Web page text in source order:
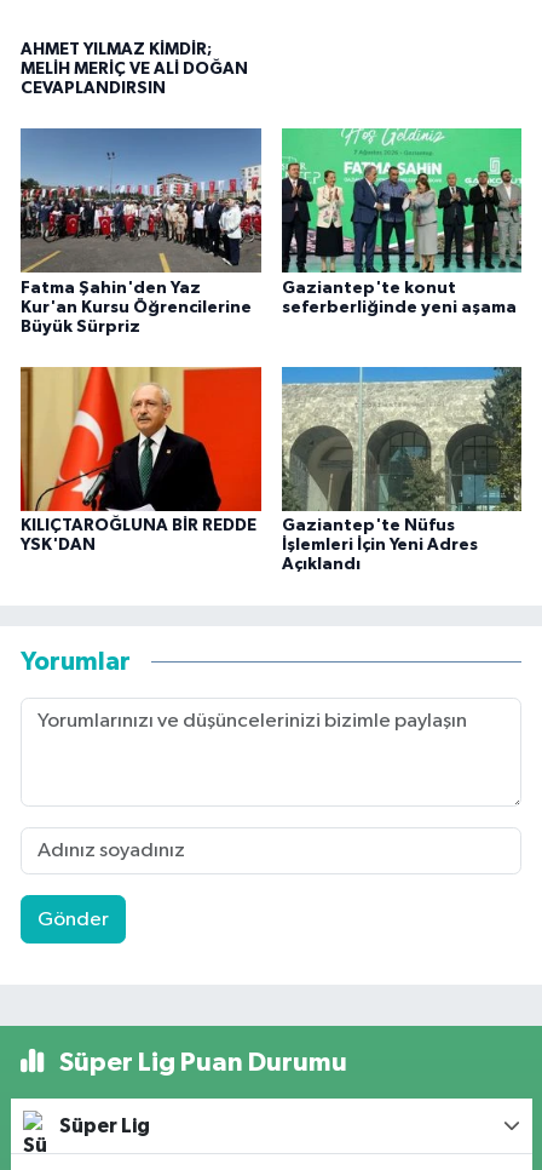
AHMET YILMAZ KİMDİR;
MELİH MERİÇ VE ALİ DOĞAN
CEVAPLANDIRSIN
Fatma Şahin'den Yaz
Kur'an Kursu Öğrencilerine
Büyük Sürpriz
Gaziantep'te konut
seferberliğinde yeni aşama
KILIÇTAROĞLUNA BİR REDDE
YSK'DAN
Gaziantep'te Nüfus
İşlemleri İçin Yeni Adres
Açıklandı
Yorumlar
Gönder
Süper Lig Puan Durumu
Süper Lig